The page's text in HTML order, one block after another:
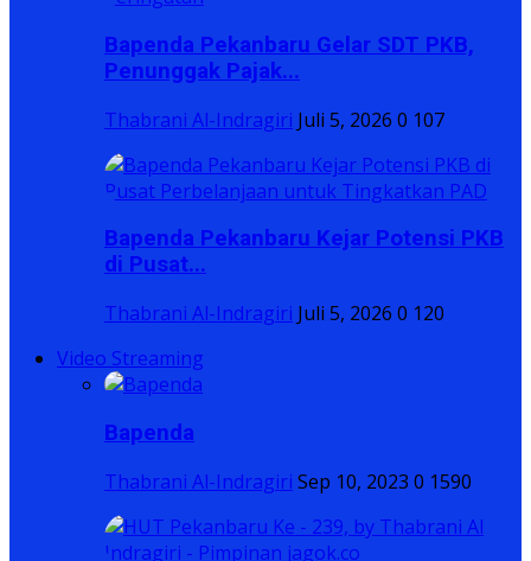
Bapenda Pekanbaru Gelar SDT PKB,
Penunggak Pajak...
Thabrani Al-Indragiri Juli 5, 2026 0 107
Bapenda Pekanbaru Kejar Potensi PKB
di Pusat...
Thabrani Al-Indragiri Juli 5, 2026 0 120
Video Streaming
Bapenda
Thabrani Al-Indragiri Sep 10, 2023 0 1590